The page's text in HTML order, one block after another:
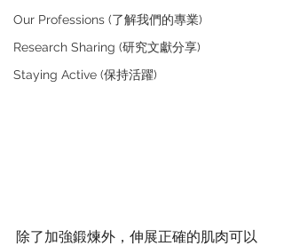
Our Professions (了解我們的專業)
Research Sharing (研究文獻分享)
Staying Active (保持活躍)
除了加強鍛煉外，伸展正確的肌肉可以